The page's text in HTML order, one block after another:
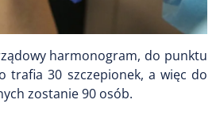
harmonogram, do punktu
trafia 30 szczepionek, a więc do
zostanie 90 osób.